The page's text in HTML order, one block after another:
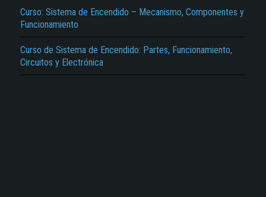
Curso: Sistema de Encendido – Mecanismo, Componentes y
Funcionamiento
Curso de Sistema de Encendido: Partes, Funcionamiento,
Circuitos y Electrónica
Reportar otro tipo de error...